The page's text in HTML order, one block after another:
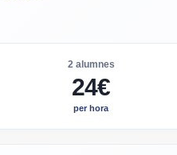
2 alumnes
24€
per hora